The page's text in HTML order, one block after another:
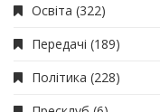
Освіта (322)
Передачі (189)
Політика (228)